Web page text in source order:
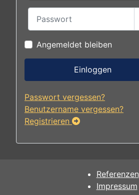
Angemeldet bleiben
Einloggen
Passwort vergessen?
Benutzername vergessen?
Registrieren
Referenzen
Impressum